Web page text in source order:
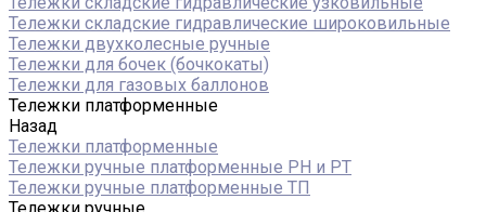
Тележки складские гидравлические широковильные
Тележки двухколесные ручные
Тележки для бочек (бочкокаты)
Тележки для газовых баллонов
Тележки платформенные
Назад
Тележки платформенные
Тележки ручные платформенные PH и PT
Тележки ручные платформенные ТП